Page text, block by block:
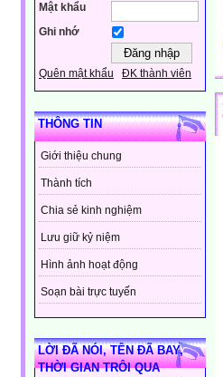
Mật khẩu
Ghi nhớ
Quên mật khẩu ĐK thành viên
THÔNG TIN
Giới thiệu chung
Thành tích
Chia sẻ kinh nghiệm
Lưu giữ kỷ niệm
Hình ảnh hoạt động
Soạn bài trực tuyến
LỜI ĐÃ NÓI, TÊN ĐÃ BAY,
THỜI GIAN TRÔI QUA